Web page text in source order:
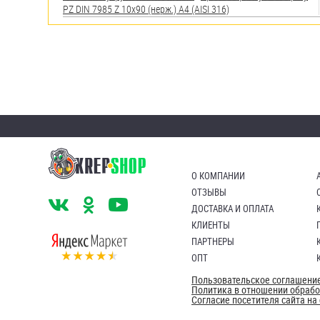
PZ DIN 7985 Z 10х90 (нерж.) A4 (AISI 316)
О КОМПАНИИ
ОТЗЫВЫ
ДОСТАВКА И ОПЛАТА
КЛИЕНТЫ
ПАРТНЕРЫ
ОПТ
Пользовательское
Политика в отношении
Согласие посетителя сайта